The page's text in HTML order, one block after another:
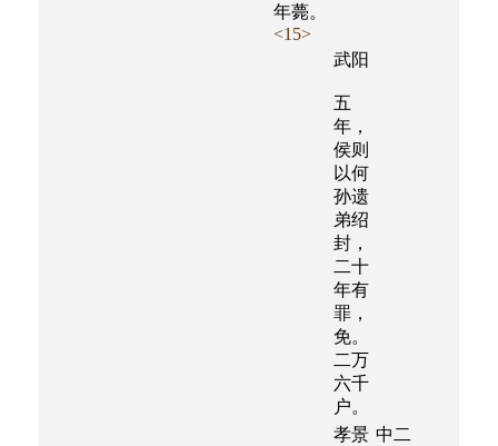
年薨。
<15>
武阳
五
年，
侯则
以何
孙遗
弟绍
封，
二十
年有
罪，
免。
二万
六千
户。
孝景 中二